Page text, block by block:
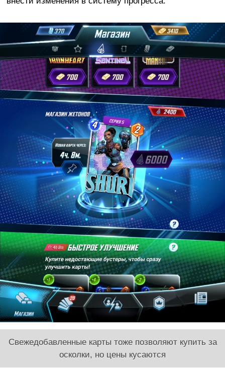
Свежедобавленные карты тоже позволяют купить за
осколки, но цены кусаются